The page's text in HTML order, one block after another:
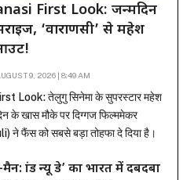
First Look: जन्मदिन
‘वाराणसी’ से महेश
9, 2026 | 8:49 AM
Look: तेलुगु सिनेमा के सुपरस्टार महेश
के खास मौके पर दिग्गज फिल्ममेकर
ने फैंस को सबसे बड़ा तोहफा दे दिया है।
कर दिया है। इस फिल्म...
मैन: ब्रांड न्यू डे’ का भारत में दबदबा